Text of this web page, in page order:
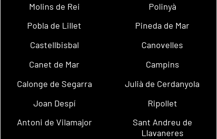
Molins de Rei
Polinyà
Pobla de Lillet
Pineda de Mar
Castellbisbal
Canovelles
Canet de Mar
Campins
Calonge de Segarra
Julià de Cerdanyola
Joan Despí
Ripollet
Antoni de Vilamajor
Sant Andreu de
Llavaneres